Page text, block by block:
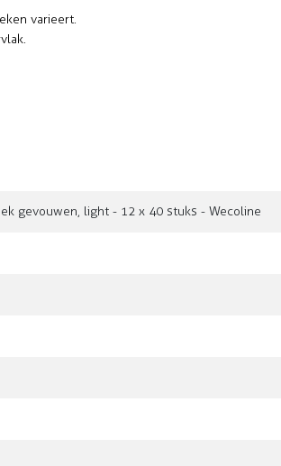
varieert.
gevouwen, light - 12 x 40 stuks - Wecoline